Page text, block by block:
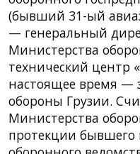
(бывший 31-ый
— генеральный
Министерства
технический центр
настоящее время —
обороны Грузии.
Министерства
протекции бывшего